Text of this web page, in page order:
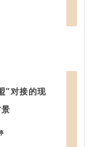
”对接的现